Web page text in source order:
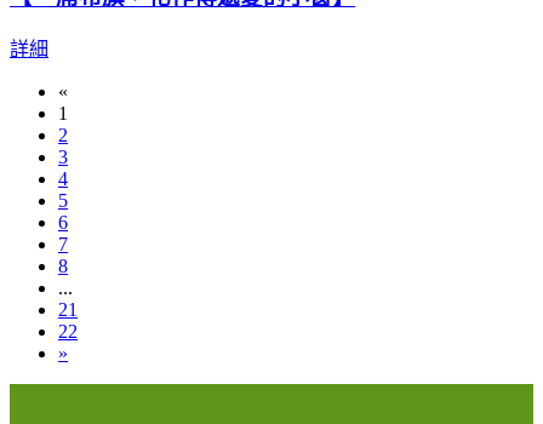
詳細
«
1
2
3
4
5
6
7
8
...
21
22
»